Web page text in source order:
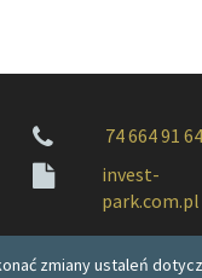
74 664 91 64
invest-
park.com.pl
zmiany ustaleń